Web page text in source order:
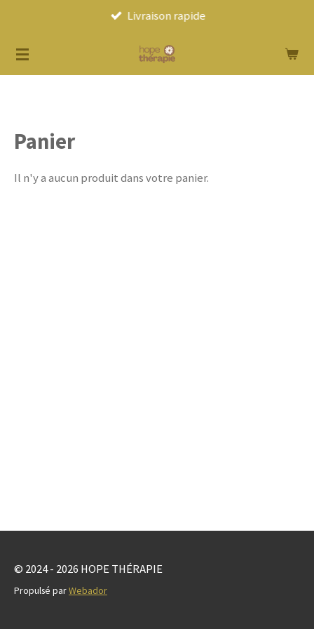
contenu
principal
Livraison rapide
Panier
Il n'y a aucun produit dans votre panier.
© 2024 - 2026 HOPE THÉRAPIE
Propulsé parWebador